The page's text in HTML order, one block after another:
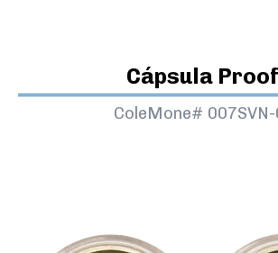
Cápsula Proof
ColeMone#